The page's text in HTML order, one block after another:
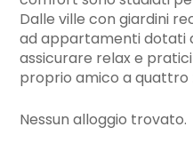
Dalle ville con giardini
ad appartamenti dotati
assicurare relax e
proprio amico a quattro
Nessun alloggio trovato.